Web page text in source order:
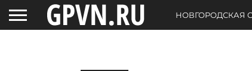
НОВГОРОДСКАЯ